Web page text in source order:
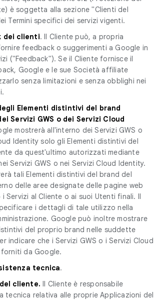
è soggetta alla sezione "Clienti del
Termini specifici dei servizi vigenti.
dei clienti. Il Cliente può, a propria
feedback o suggerimenti a Google in
("Feedback"). Se il Cliente fornisce il
Google e le sue Società affiliate
senza limitazioni e senza obblighi nei
Elementi distintivi del brand
Servizi GWS o dei Servizi Cloud
mostrerà all'interno dei Servizi GWS o
Identity solo gli Elementi distintivi del
da quest'ultimo autorizzati mediante
Servizi GWS o nei Servizi Cloud Identity.
tali Elementi distintivi del brand del
delle aree designate delle pagine web
Servizi al Cliente o ai suoi Utenti finali. Il
i dettagli di tale utilizzo nella
Google può inoltre mostrare
del proprio brand nelle suddette
indicare che i Servizi GWS o i Servizi Cloud
da Google.
tecnica.
cliente. Il Cliente è responsabile
tecnica relativa alle proprie Applicazioni del